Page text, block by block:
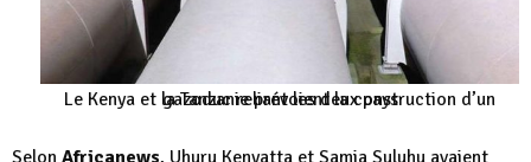
Le Kenya et la Tanzanie prévoient la construction d’un gazoduc reliant les deux pays